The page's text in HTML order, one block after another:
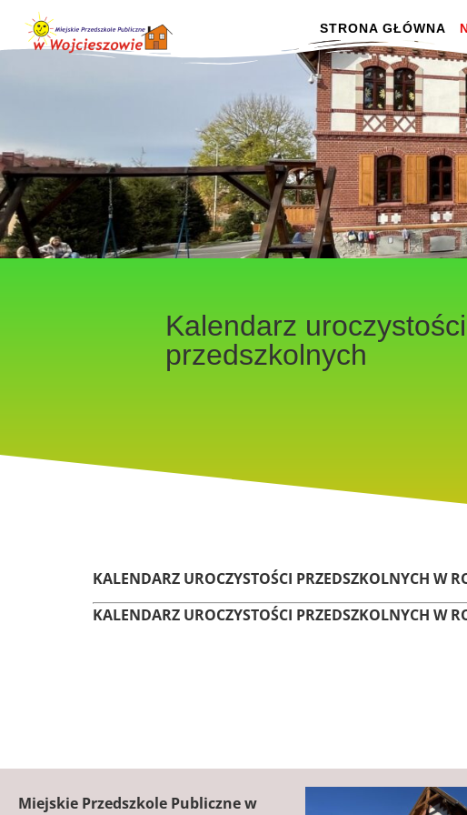
STRONA GŁÓWNA
Kalendarz uroczystości
przedszkolnych
KALENDARZ UROCZYSTOŚCI PRZEDSZKOLNYCH W
KALENDARZ UROCZYSTOŚCI PRZEDSZKOLNYCH W
Miejskie Przedszkole Publiczne w